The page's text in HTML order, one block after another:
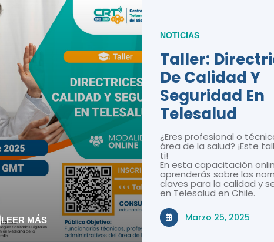
LEER MÁS
NOTICIAS
Taller:
De Calidad Y
Seguridad En
Telesalud
¿Eres profesional o
área de la salud? ¡Este
ti!
En esta capacitación
aprenderás sobre las
claves para la calidad y
en Telesalud en Chile.
Marzo 25, 2025